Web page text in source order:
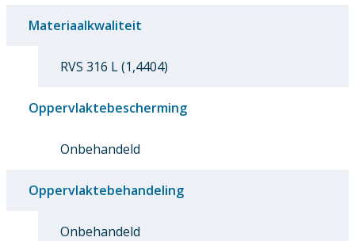
Materiaalkwaliteit
RVS 316 L (1,4404)
Oppervlaktebescherming
Onbehandeld
Oppervlaktebehandeling
Onbehandeld